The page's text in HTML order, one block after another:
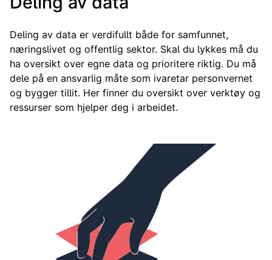
Deling av data er verdifullt både for samfunnet,
næringslivet og offentlig sektor. Skal du lykkes må du
ha oversikt over egne data og prioritere riktig. Du må
dele på en ansvarlig måte som ivaretar personvernet
og bygger tillit. Her finner du oversikt over verktøy og
ressurser som hjelper deg i arbeidet.